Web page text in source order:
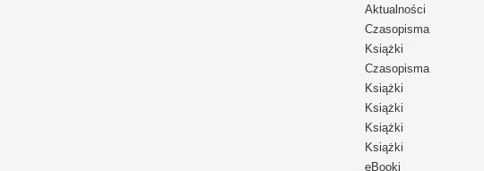
Aktualności
Czasopisma
Książki
Czasopisma
Książki
Książki
Książki
Książki
eBooki